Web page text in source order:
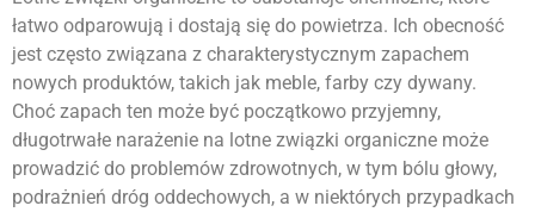
łatwo odparowują i dostają się do powietrza. Ich obecność
jest często związana z charakterystycznym zapachem
nowych produktów, takich jak meble, farby czy dywany.
Choć zapach ten może być początkowo przyjemny,
długotrwałe narażenie na lotne związki organiczne może
prowadzić do problemów zdrowotnych, w tym bólu głowy,
podrażnień dróg oddechowych, a w niektórych przypadkach